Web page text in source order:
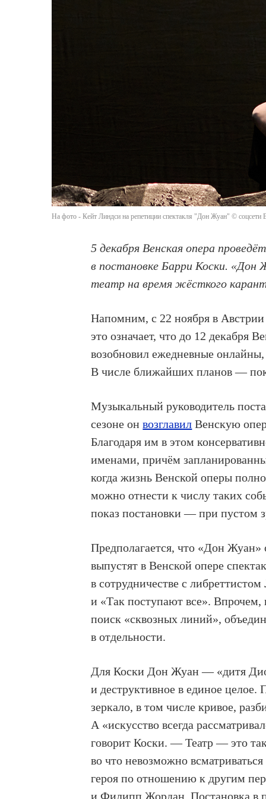
На фото - Кейт Линдси на репетиции спектакля "Дон Жуан" © соцсети
5 декабря Венская опера
в постановке Барри Коски.
театр на время жёсткого
Напомним, с 22 ноября в
это означает, что до 12 декабря
возобновил ежедневные
В числе ближайших планов —
Музыкальный руководитель
сезоне онвозглавил Венскую
Благодаря им в этом
именами, причём
когда жизнь Венской оперы
можно отнести к числу таких
показ постановки — при пустом
Предполагается, что «Дон
выпустят в Венской опере
в сотрудничестве с
и «Так поступают все». Впрочем,
поиск «сквозных линий»,
в отдельности.
Для Коски Дон Жуан — «дитя
и деструктивное в единое
зеркало, в том числе кривое,
А «искусство всегда
говорит Коски. — Театр — это
во что невозможно
героя по отношению к другим
и Филипп Жордан. Постановка в